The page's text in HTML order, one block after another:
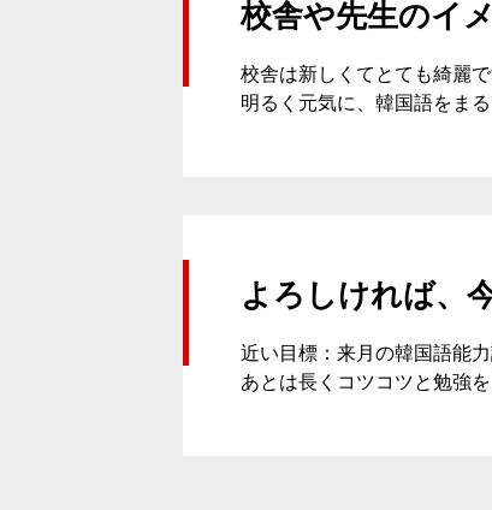
スケジュール
無料体験レッスン
韓国語お役立ちコラム
校舎や先生のイ
校舎は新しくてとても綺麗
明るく元気に、韓国語をま
よろしければ、
近い目標：来月の韓国語能力
あとは長くコツコツと勉強